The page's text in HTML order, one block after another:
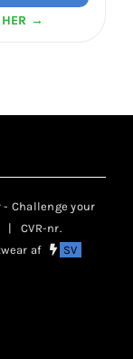
→
Challenge your
| CVR-nr.
af
SV